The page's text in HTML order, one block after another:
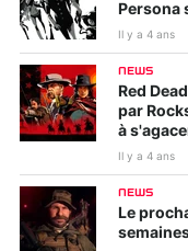
Persona
Il y a 4 ans
NEWS
Red
par
à
Il y a 4 ans
NEWS
Le